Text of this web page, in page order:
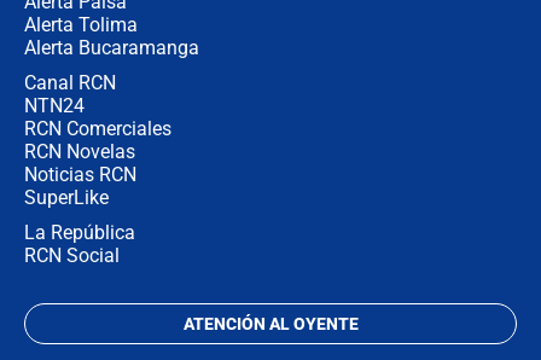
Alerta Tolima
Alerta Bucaramanga
Canal RCN
NTN24
RCN Comerciales
RCN Novelas
Noticias RCN
SuperLike
La República
RCN Social
ATENCIÓN AL OYENTE